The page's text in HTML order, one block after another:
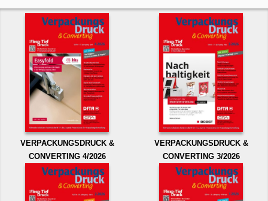
VERPACKUNGSDRUCK &
CONVERTING 4/2026
VERPACKUNGSDRUCK &
CONVERTING 3/2026